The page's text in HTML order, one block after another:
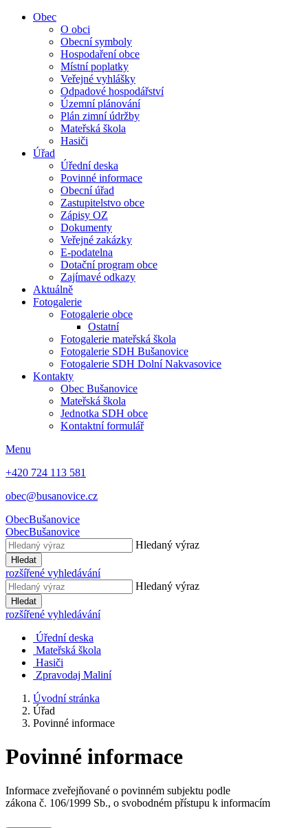
Obec
O obci
Obecní symboly
Hospodaření obce
Místní poplatky
Veřejné vyhlášky
Odpadové hospodářství
Územní plánování
Plán zimní údržby
Mateřská škola
Hasiči
Úřad
Úřední deska
Povinné informace
Obecní úřad
Zastupitelstvo obce
Zápisy OZ
Dokumenty
Veřejné zakázky
E-podatelna
Dotační program obce
Zajímavé odkazy
Aktuálně
Fotogalerie
Fotogalerie obce
Ostatní
Fotogalerie mateřská škola
Fotogalerie SDH Bušanovice
Fotogalerie SDH Dolní Nakvasovice
Kontakty
Obec Bušanovice
Mateřská škola
Jednotka SDH obce
Kontaktní formulář
Menu
+420 724 113 581
obec@busanovice.cz
ObecBušanovice
ObecBušanovice
Hledaný výraz
Hledat
rozšířené vyhledávání
Hledaný výraz
Hledat
rozšířené vyhledávání
Úřední deska
Mateřská škola
Hasiči
Zpravodaj Maliní
Úvodní stránka
Úřad
Povinné informace
Povinné informace
Informace zveřejňované o povinném subjektu podle
zákona č. 106/1999 Sb., o svobodném přístupu k informacím